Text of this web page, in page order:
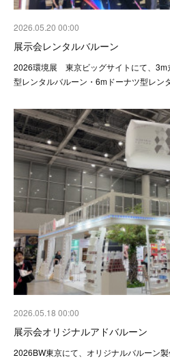
2026.05.20 00:00
展示会レンタルバルーン
2026環境展 東京ビッグサイトにて、3m
型レンタルバルーン・6mドーナツ型レ
2026.05.18 00:00
展示会オリジナルアドバルーン
2026BW東京にて、オリジナルバルーン